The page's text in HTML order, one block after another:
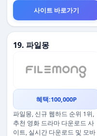
사이트 바로가기
19. 파일몽
혜택:100,000P
파일몽, 신규 웹하드 순위 1위,
추천 영화 드라마 다운로드 사
이트, 실시간 다운로드 및 모바